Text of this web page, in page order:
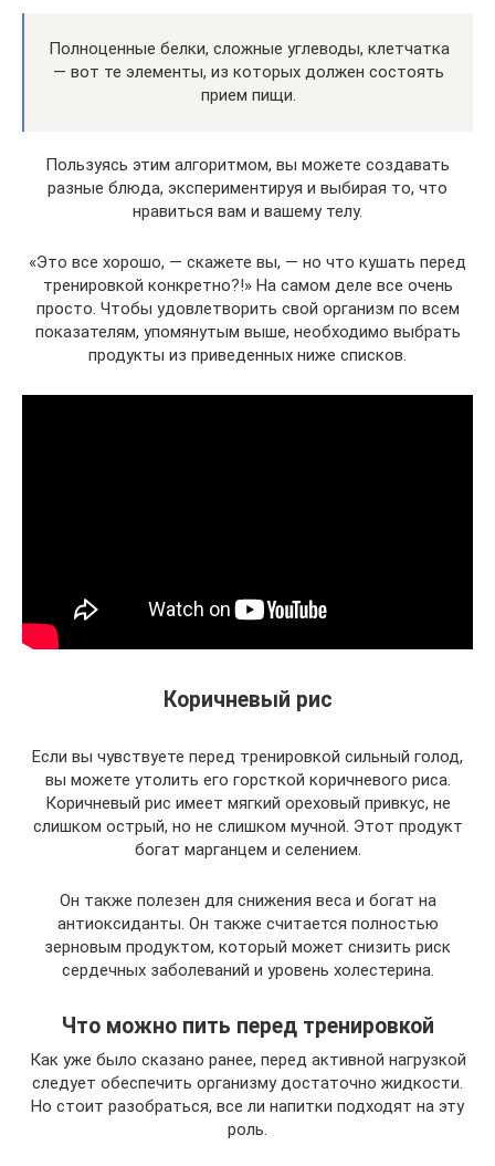
Полноценные белки, сложные углеводы, клетчатка
— вот те элементы, из которых должен состоять
прием пищи.
Пользуясь этим алгоритмом, вы можете создавать
разные блюда, экспериментируя и выбирая то, что
нравиться вам и вашему телу.
«Это все хорошо, — скажете вы, — но что кушать перед
тренировкой конкретно?!» На самом деле все очень
просто. Чтобы удовлетворить свой организм по всем
показателям, упомянутым выше, необходимо выбрать
продукты из приведенных ниже списков.
Коричневый рис
Если вы чувствуете перед тренировкой сильный голод,
вы можете утолить его горсткой коричневого риса.
Коричневый рис имеет мягкий ореховый привкус, не
слишком острый, но не слишком мучной. Этот продукт
богат марганцем и селением.
Он также полезен для снижения веса и богат на
антиоксиданты. Он также считается полностью
зерновым продуктом, который может снизить риск
сердечных заболеваний и уровень холестерина.
Что можно пить перед тренировкой
Как уже было сказано ранее, перед активной нагрузкой
следует обеспечить организму достаточно жидкости.
Но стоит разобраться, все ли напитки подходят на эту
роль.